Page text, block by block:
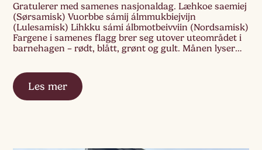
Gratulerer med samenes nasjonaldag. Læhkoe saemiej
(Sørsamisk) Vuorbbe sámij álmmukbiejvijn
(Lulesamisk) Lihkku sámi álbmotbeivviin (Nordsamisk)
Fargene i samenes flagg brer seg utover uteområdet i
barnehagen – rødt, blått, grønt og gult. Månen lyser
symbol som her symboliserer […]
Les mer